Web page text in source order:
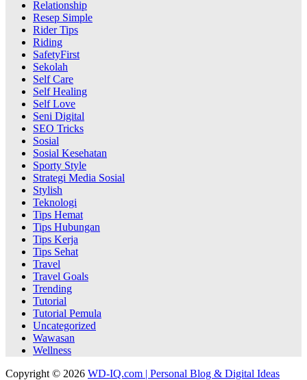
Relationship
Resep Simple
Rider Tips
Riding
SafetyFirst
Sekolah
Self Care
Self Healing
Self Love
Seni Digital
SEO Tricks
Sosial
Sosial Kesehatan
Sporty Style
Strategi Media Sosial
Stylish
Teknologi
Tips Hemat
Tips Hubungan
Tips Kerja
Tips Sehat
Travel
Travel Goals
Trending
Tutorial
Tutorial Pemula
Uncategorized
Wawasan
Wellness
Copyright © 2026 WD-IQ.com | Personal Blog & Digital Ideas